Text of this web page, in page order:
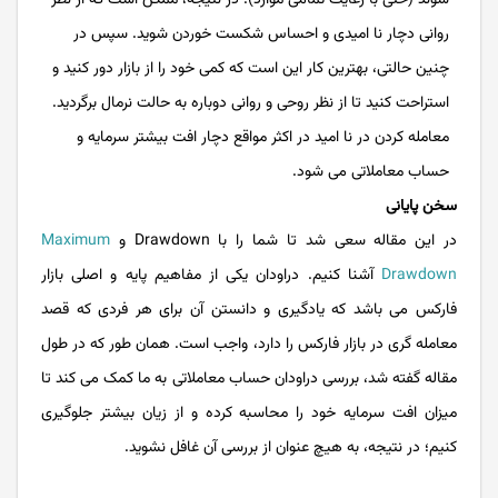
روانی دچار نا امیدی و احساس شکست خوردن شوید. سپس در
چنین حالتی، بهترین کار این است که کمی خود را از بازار دور کنید و
استراحت کنید تا از نظر روحی و روانی دوباره به حالت نرمال برگردید.
معامله کردن در نا امید در اکثر مواقع دچار افت بیشتر سرمایه و
حساب معاملاتی می شود.
سخن پایانی
در این مقاله سعی شد تا شما را با Drawdown و
Maximum
Drawdown آشنا کنیم. دراودان یکی از مفاهیم پایه و اصلی بازار
فارکس می باشد که یادگیری و دانستن آن برای هر فردی که قصد
معامله گری در بازار فارکس را دارد، واجب است. همان طور که در طول
مقاله گفته شد، بررسی دراودان حساب معاملاتی به ما کمک می کند تا
میزان افت سرمایه خود را محاسبه کرده و از زیان بیشتر جلوگیری
کنیم؛ در نتیجه، به هیچ عنوان از بررسی آن غافل نشوید.